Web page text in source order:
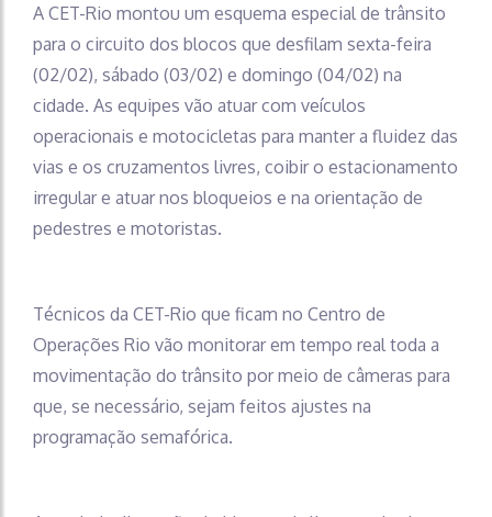
A CET-Rio montou um esquema especial de trânsito
para o circuito dos blocos que desfilam sexta-feira
(02/02), sábado (03/02) e domingo (04/02) na
cidade. As equipes vão atuar com veículos
operacionais e motocicletas para manter a fluidez das
vias e os cruzamentos livres, coibir o estacionamento
irregular e atuar nos bloqueios e na orientação de
pedestres e motoristas.
Técnicos da CET-Rio que ficam no Centro de
Operações Rio vão monitorar em tempo real toda a
movimentação do trânsito por meio de câmeras para
que, se necessário, sejam feitos ajustes na
programação semafórica.